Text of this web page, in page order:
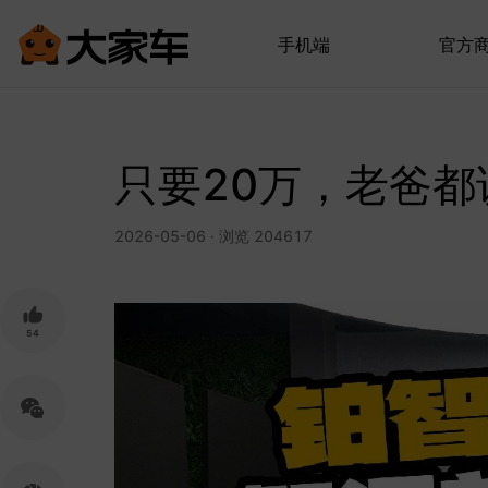
手机端 官方
54
只要20万，老爸都
2026-05-06 · 浏览 204617